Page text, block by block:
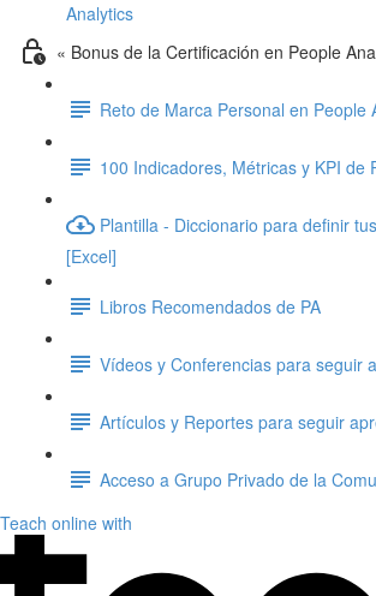
Analytics
« Bonus de la Certificación en People
Reto de Marca Personal en People
100 Indicadores, Métricas y KPI de
Plantilla - Diccionario para definir
[Excel]
Libros Recomendados de PA
Vídeos y Conferencias para seguir
Artículos y Reportes para seguir
Acceso a Grupo Privado de la
Teach online with